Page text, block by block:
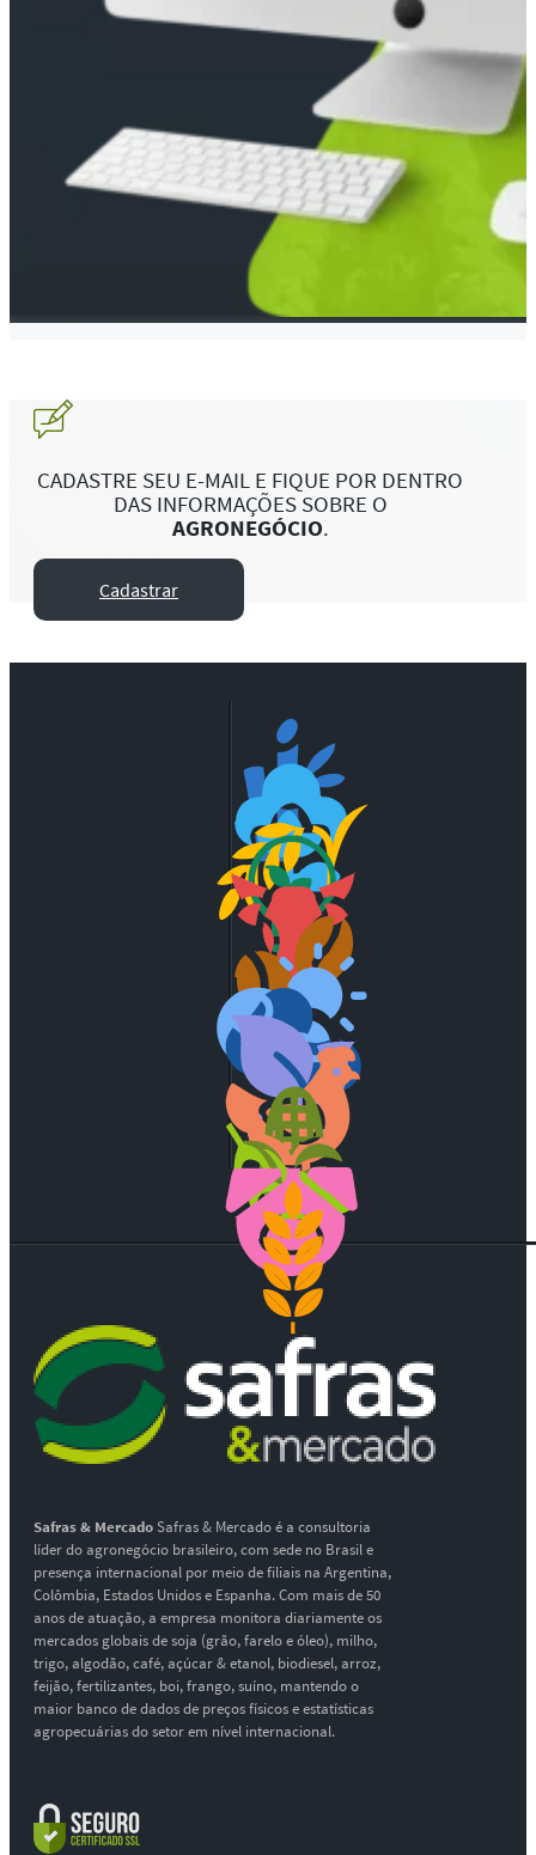
CADASTRE SEU E-MAIL E FIQUE POR DENTRO
DAS INFORMAÇÕES SOBRE O
AGRONEGÓCIO.
Cadastrar
Safras & MercadoSafras & Mercado é a consultoria
líder do agronegócio brasileiro, com sede no Brasil e
presença internacional por meio de filiais na Argentina,
Colômbia, Estados Unidos e Espanha. Com mais de 50
anos de atuação, a empresa monitora diariamente os
mercados globais de soja (grão, farelo e óleo), milho,
trigo, algodão, café, açúcar & etanol, biodiesel, arroz,
feijão, fertilizantes, boi, frango, suíno, mantendo o
maior banco de dados de preços físicos e estatísticas
agropecuárias do setor em nível internacional.